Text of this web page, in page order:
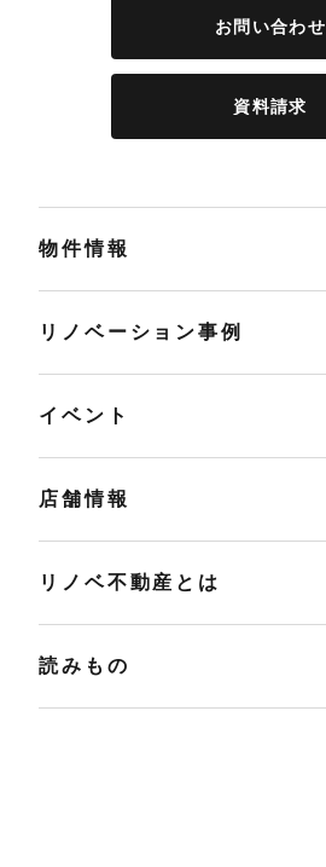
お問い合わせ
資料請求
物件情報
リノベーション事例
イベント
店舗情報
リノベ不動産とは
読みもの